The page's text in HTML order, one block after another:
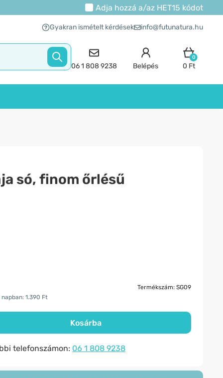
Adja hozzá a/az HET15 kódot
Gyakran ismételt kérdések info@futunatura.hu
06 1 808 9238 Belépés
0
0 Ft
só, finom őrlésű
Termékszám: SG09
1.390 Ft
Kosárba
telefonszámon: 06 1 808 9238